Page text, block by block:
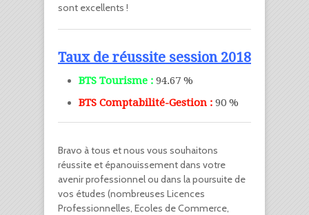
sont excellents !
Taux de réussite session 2018
BTS Tourisme : 94.67 %
BTS Comptabilité-Gestion : 90 %
Bravo à tous et nous vous souhaitons
réussite et épanouissement dans votre
avenir professionnel ou dans la poursuite de
vos études (nombreuses Licences
Professionnelles, Ecoles de Commerce,